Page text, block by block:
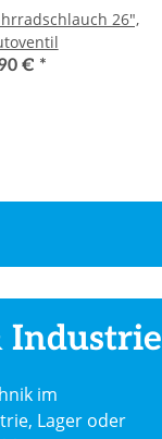
26",
€ *
Industrie
im
Lager oder